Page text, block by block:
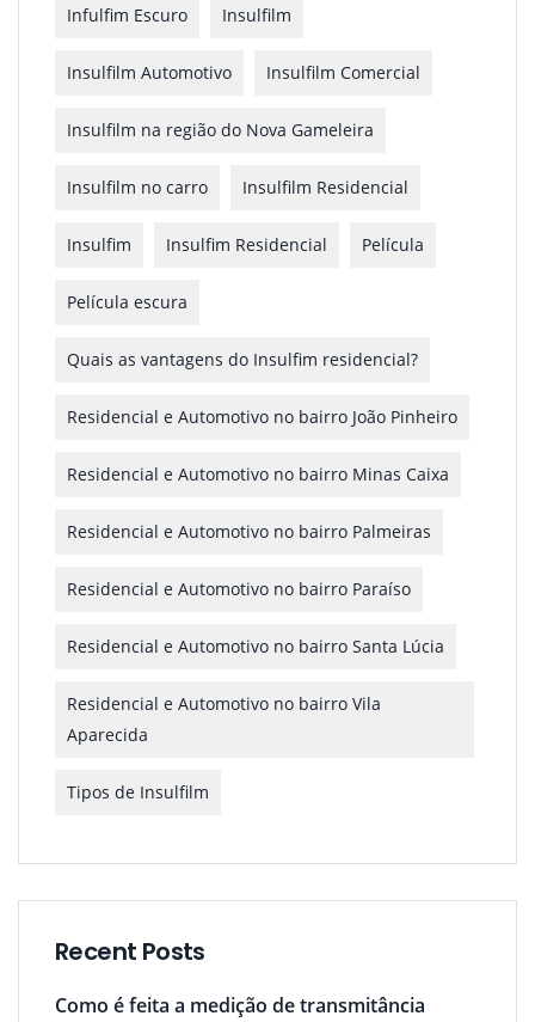
Infulfim Escuro Insulfilm
Insulfilm Automotivo Insulfilm Comercial
Insulfilm na região do Nova Gameleira
Insulfilm no carro Insulfilm Residencial
Insulfim Insulfim Residencial Película
Película escura
Quais as vantagens do Insulfim residencial?
Residencial e Automotivo no bairro João Pinheiro
Residencial e Automotivo no bairro Minas Caixa
Residencial e Automotivo no bairro Palmeiras
Residencial e Automotivo no bairro Paraíso
Residencial e Automotivo no bairro Santa Lúcia
Residencial e Automotivo no bairro Vila
Aparecida
Tipos de Insulfilm
Recent Posts
Como é feita a medição de transmitância